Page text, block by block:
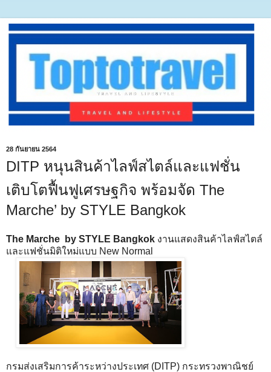
28 กันยายน 2564
DITP หนุนสินค้าไลฟ์สไตล์และแฟชั่น
เติบโตฟื้นฟูเศรษฐกิจ พร้อมจัด The
Marche’ by STYLE Bangkok
The Marche by STYLE Bangkok งานแสดงสินค้าไลฟ์สไตล์
และแฟชั่นมิติใหม่แบบ New Normal
กรมส่งเสริมการค้าระหว่างประเทศ (DITP) กระทรวงพาณิชย์